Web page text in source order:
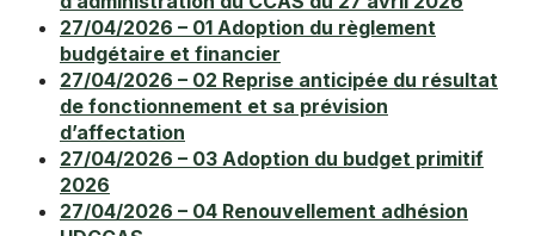
27/04/2026 – 01 Adoption du règlement
budgétaire et financier
27/04/2026 – 02 Reprise anticipée du résultat
de fonctionnement et sa prévision
d’affectation
27/04/2026 – 03 Adoption du budget primitif
2026
27/04/2026 – 04 Renouvellement adhésion